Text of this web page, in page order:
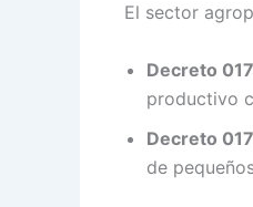
El sector
Decreto
productivo
Decreto
de